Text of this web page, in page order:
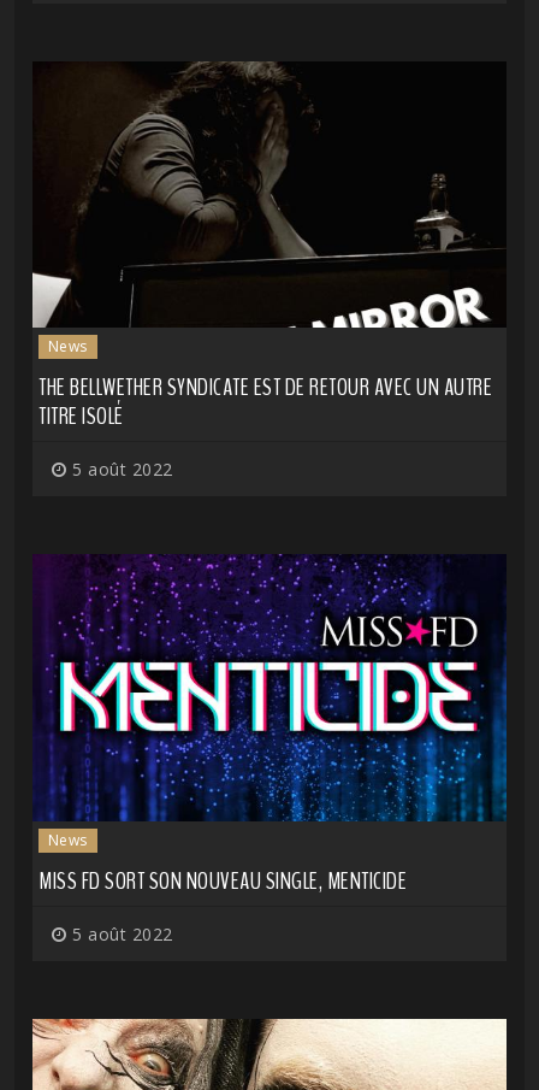
News
THE BELLWETHER SYNDICATE EST DE RETOUR AVEC UN AUTRE
TITRE ISOLÉ
5 août 2022
News
MISS FD SORT SON NOUVEAU SINGLE, MENTICIDE
5 août 2022